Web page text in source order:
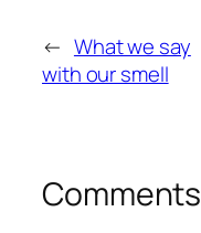
← What we say
with our smell
Comments